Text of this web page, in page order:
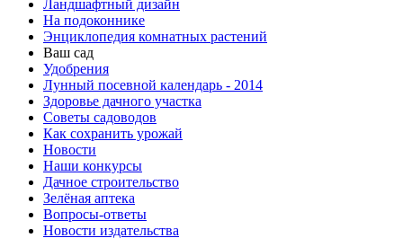
Ландшафтный дизайн
На подоконнике
Энциклопедия комнатных растений
Ваш сад
Удобрения
Лунный посевной календарь - 2014
Здоровье дачного участка
Советы садоводов
Как сохранить урожай
Новости
Наши конкурсы
Дачное строительство
Зелёная аптека
Вопросы-ответы
Новости издательства